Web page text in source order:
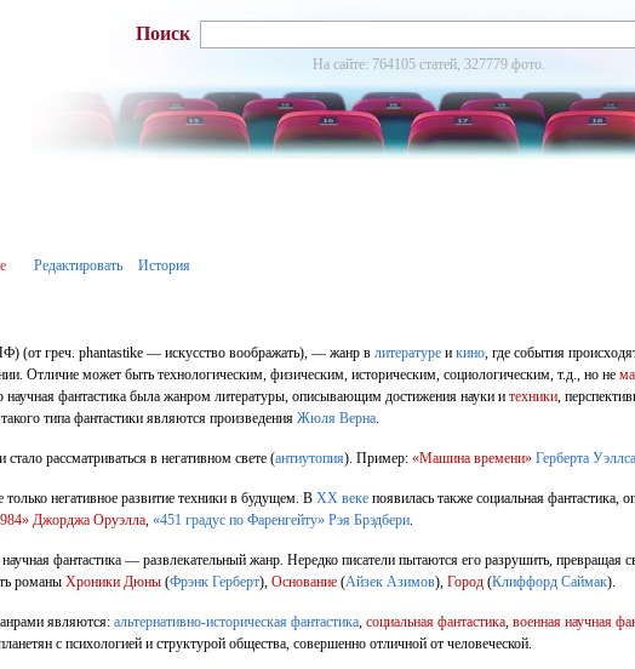
Поиск
На сайте: 764105 статей, 327779 фото.
Редактировать История
(от греч. phantastike — искусство воображать), — жанр в литературе и кино, где события
Отличие может быть технологическим, физическим, историческим, социологическим, т.д., но не
научная фантастика была жанром литературы, описывающим достижения науки и техники,
типа фантастики являются произведения Жюля Верна.
стало рассматриваться в негативном свете (антиутопия). Пример: «Машина времени» Герберта Уэллса
негативное развитие техники в будущем. В XX веке появилась также социальная
Джорджа Оруэлла, «451 градус по Фаренгейту» Рэя Брэдбери.
научная фантастика — развлекательный жанр. Нередко писатели пытаются его разрушить,
романы Хроники Дюны (Фрэнк Герберт), Основание (Айзек Азимов), Город (Клиффорд Саймак).
являются: альтернативно-историческая фантастика, социальная фантастика, военная научная
с психологией и структурой общества, совершенно отличной от человеческой.